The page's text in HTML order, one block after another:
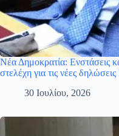
Νέα Δημοκρατία: Ενστάσεις
στελέχη για τις νέες
30 Ιουλίου, 2026